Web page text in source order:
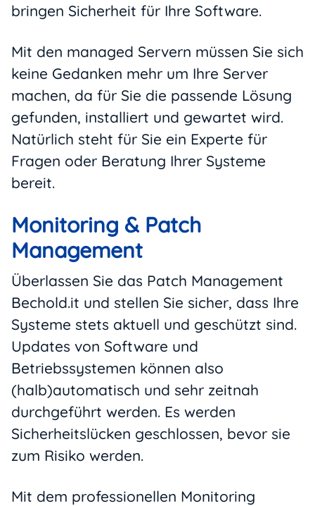
bringen Sicherheit für Ihre Software.
Mit den managed Servern müssen Sie sich
keine Gedanken mehr um Ihre Server
machen, da für Sie die passende Lösung
gefunden, installiert und gewartet wird.
Natürlich steht für Sie ein Experte für
Fragen oder Beratung Ihrer Systeme
bereit.
Monitoring & Patch
Management
Überlassen Sie das Patch Management
Bechold.it und stellen Sie sicher, dass Ihre
Systeme stets aktuell und geschützt sind.
Updates von Software und
Betriebssystemen können also
(halb)automatisch und sehr zeitnah
durchgeführt werden. Es werden
Sicherheitslücken geschlossen, bevor sie
zum Risiko werden.
Mit dem professionellen Monitoring